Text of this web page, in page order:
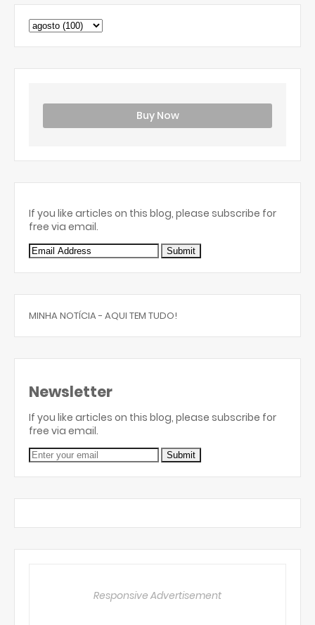
Buy Now
If you like articles on this blog, please subscribe for
free via email.
MINHA NOTÍCIA - AQUI TEM TUDO!
Newsletter
If you like articles on this blog, please subscribe for
free via email.
Responsive Advertisement